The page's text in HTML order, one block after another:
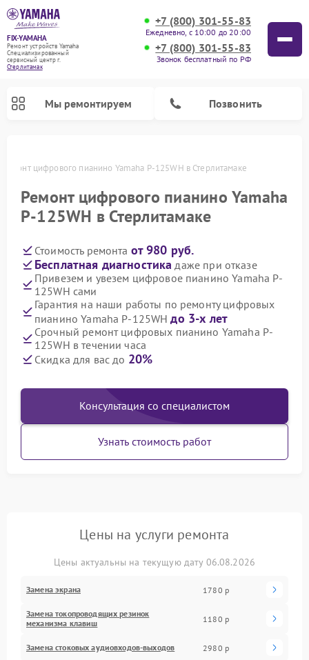
FIX-YAMAHA
Ремонт устройств Yamaha
Специализированный
cервисный центр г.
Стерлитамак
+7 (800) 301-55-83
Ежедневно, с 10:00 до 20:00
+7 (800) 301-55-83
Звонок бесплатный по РФ
Мы ремонтируем Позвонить
Ремонт цифрового пианино Yamaha P-125WH в Стерлитамаке
Ремонт цифрового пианино Yamaha
P-125WH в Стерлитамаке
Стоимость ремонта от 980 руб.
Бесплатная диагностика даже при отказе
Привезем и увезем цифровое пианино Yamaha P-
125WH сами
Гарантия на наши работы по ремонту цифровых
пианино Yamaha P-125WHдо 3-х лет
Срочный ремонт цифровых пианино Yamaha P-
125WH в течении часа
Скидка для вас до 20%
Консультация со специалистом
Узнать стоимость работ
Цены на услуги ремонта
Цены актуальны на текущую дату 06.08.2026
Замена экрана 1780 р
Замена токопроводящих резинок
механизма клавиш
1180 р
Замена стоковых аудиовходов-выходов 2980 р